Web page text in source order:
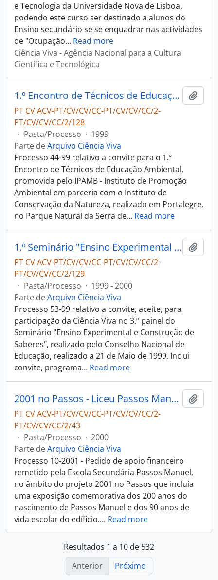
e Tecnologia da Universidade Nova de Lisboa,
podendo este curso ser destinado a alunos do
Ensino secundário se se enquadrar nas actividades
de "Ocupação… Read more
Ciência Viva - Agência Nacional para a Cultura
Científica e Tecnológica
1.º Encontro de Técnicos de Educação Ambiental
PT CV ACV-PT/CV/CV/CC-PT/CV/CV/CC/2-
PT/CV/CV/CC/2/128
· Pasta/Processo · 1999
Parte deArquivo Ciência Viva
Processo 44-99 relativo a convite para o 1.º
Encontro de Técnicos de Educação Ambiental,
promovida pelo IPAMB - Instituto de Promoção
Ambiental em parceria com o Instituto de
Conservação da Natureza, realizado em Portalegre,
no Parque Natural da Serra de… Read more
1.º Seminário "Ensino Experimental e Construção de Saberes"
PT CV ACV-PT/CV/CV/CC-PT/CV/CV/CC/2-
PT/CV/CV/CC/2/129
· Pasta/Processo · 1999 - 2000
Parte deArquivo Ciência Viva
Processo 53-99 relativo a convite, aceite, para
participação da Ciência Viva no 3.º painel do
Seminário "Ensino Experimental e Construção de
Saberes", realizado pelo Conselho Nacional de
Educação, realizado a 21 de Maio de 1999. Inclui
convite, programa… Read more
2001 no Passos - Liceu Passos Manuel
PT CV ACV-PT/CV/CV/CC-PT/CV/CV/CC/2-
PT/CV/CV/CC/2/43
· Pasta/Processo · 2000
Parte deArquivo Ciência Viva
Processo 10-2001 - Pedido de apoio financeiro
remetido pela Escola Secundária Passos Manuel,
no âmbito do projeto 2001 no Passos que incluía
uma exposição comemorativa dos 200 anos do
nascimento de Passos Manuel e dos 90 anos de
vida escolar do edíficio.… Read more
Resultados 1 a 10 de 532
Anterior
Próximo